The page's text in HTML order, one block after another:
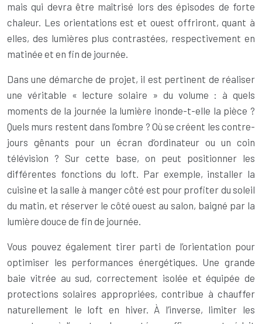
mais qui devra être maîtrisé lors des épisodes de forte
chaleur. Les orientations est et ouest offriront, quant à
elles, des lumières plus contrastées, respectivement en
matinée et en fin de journée.
Dans une démarche de projet, il est pertinent de réaliser
une véritable « lecture solaire » du volume : à quels
moments de la journée la lumière inonde-t-elle la pièce ?
Quels murs restent dans l’ombre ? Où se créent les contre-
jours gênants pour un écran d’ordinateur ou un coin
télévision ? Sur cette base, on peut positionner les
différentes fonctions du loft. Par exemple, installer la
cuisine et la salle à manger côté est pour profiter du soleil
du matin, et réserver le côté ouest au salon, baigné par la
lumière douce de fin de journée.
Vous pouvez également tirer parti de l’orientation pour
optimiser les performances énergétiques. Une grande
baie vitrée au sud, correctement isolée et équipée de
protections solaires appropriées, contribue à chauffer
naturellement le loft en hiver. À l’inverse, limiter les